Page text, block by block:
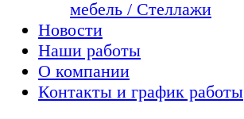
мебель / Стеллажи
Новости
Наши работы
О компании
Контакты и график работы